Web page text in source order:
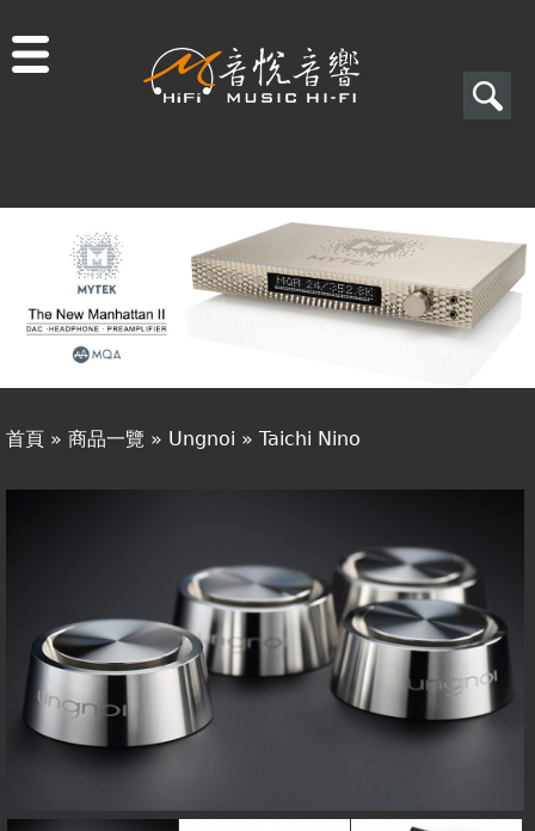
搜
表
單
搜
尋
商品一覽
二手專區
視聽專欄
購物須知
您
裡
首頁 » 商品一覽 » Ungnoi » Taichi Nino